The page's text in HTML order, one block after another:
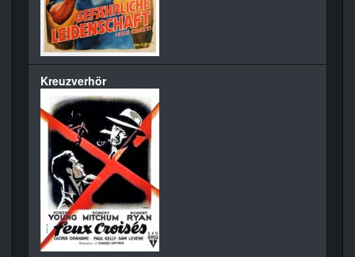
Kreuzverhör